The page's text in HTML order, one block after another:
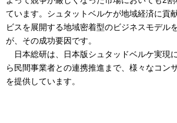
ています。シュタットベルケが地域経済に貢
ビスを展開する地域密着型のビジネスモデル
が、その成功要因です。
日本総研は、日本版シュタッドベルケ実現
ら民間事業者との連携推進まで、様々なコン
を提供しています。